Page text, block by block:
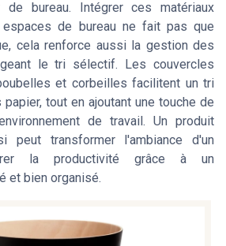
bureau. Intégrer ces matériaux
de bureau ne fait pas que
cela renforce aussi la gestion des
le tri sélectif. Les couvercles
et corbeilles facilitent un tri
tout en ajoutant une touche de
de travail. Un produit
peut transformer l'ambiance d'un
la productivité grâce à un
et bien organisé.